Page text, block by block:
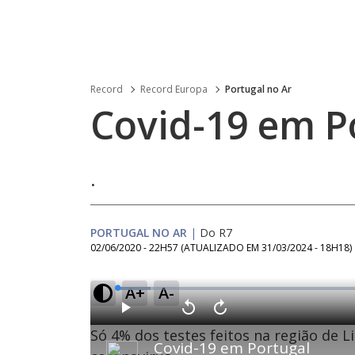
Record Record Europa Portugal no Ar
Covid-19 em
.
PORTUGAL NO AR | Do R7
02/06/2020 - 22H57 (ATUALIZADO EM 31/03/2024 - 18H18)
A+ A-
Covid-19 em Portugal
P
l
a
y
V
o
l
t
a
A
v
a
n
L
o
d
e
:
Só 4% dos testes feitos na região de